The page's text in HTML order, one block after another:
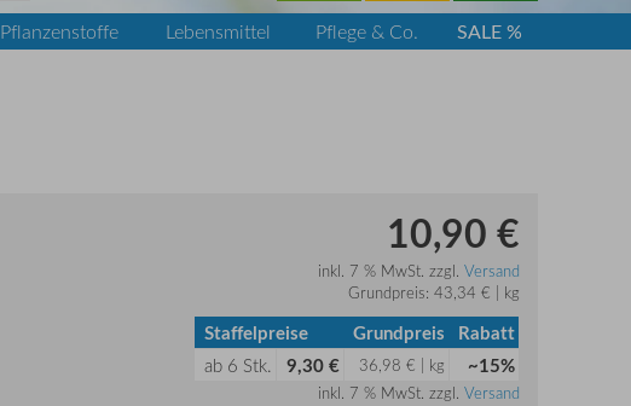
Pflanzenstoffe Lebensmittel Pflege & Co. SALE %
10,90 €
inkl. 7 % MwSt. zzgl. Versand
Grundpreis: 43,34 € | kg
Staffelpreise Grundpreis Rabatt
ab 6 Stk. 9,30 € 36,98 € | kg ~15%
inkl. 7 % MwSt. zzgl. Versand